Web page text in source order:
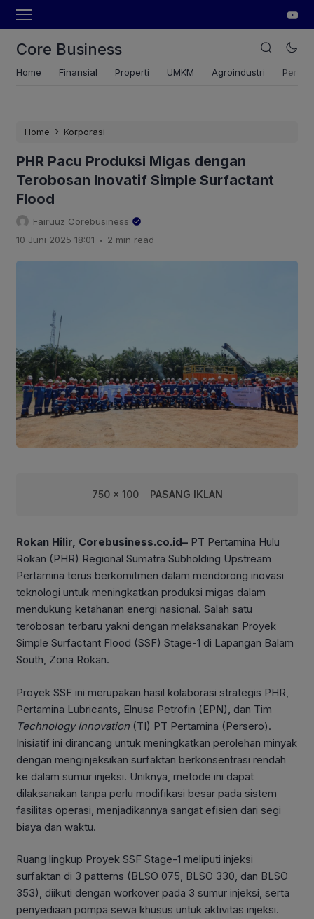
Core Business
Home Finansial Properti UMKM Agroindustri
Home › Korporasi
PHR Pacu Produksi Migas dengan
Terobosan Inovatif Simple Surfactant
Flood
Fairuuz Corebusiness
10 Juni 2025 18:01 . 2 min read
750 x 100 PASANG IKLAN
Rokan Hilir, Corebusiness.co.id– PT Pertamina Hulu
Rokan (PHR) Regional Sumatra Subholding Upstream
Pertamina terus berkomitmen dalam mendorong inovasi
teknologi untuk meningkatkan produksi migas dalam
mendukung ketahanan energi nasional. Salah satu
terobosan terbaru yakni dengan melaksanakan Proyek
Simple Surfactant Flood (SSF) Stage-1 di Lapangan Balam
South, Zona Rokan.
Proyek SSF ini merupakan hasil kolaborasi strategis PHR,
Pertamina Lubricants, Elnusa Petrofin (EPN), dan Tim
Technology Innovation (TI) PT Pertamina (Persero).
Inisiatif ini dirancang untuk meningkatkan perolehan minyak
dengan menginjeksikan surfaktan berkonsentrasi rendah
ke dalam sumur injeksi. Uniknya, metode ini dapat
dilaksanakan tanpa perlu modifikasi besar pada sistem
fasilitas operasi, menjadikannya sangat efisien dari segi
biaya dan waktu.
Ruang lingkup Proyek SSF Stage-1 meliputi injeksi
surfaktan di 3 patterns (BLSO 075, BLSO 330, dan BLSO
353), diikuti dengan workover pada 3 sumur injeksi, serta
penyediaan pompa sewa khusus untuk aktivitas injeksi.